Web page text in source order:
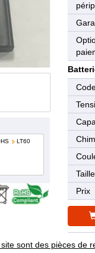
LT60
Taille
Prix
sont des pièces de